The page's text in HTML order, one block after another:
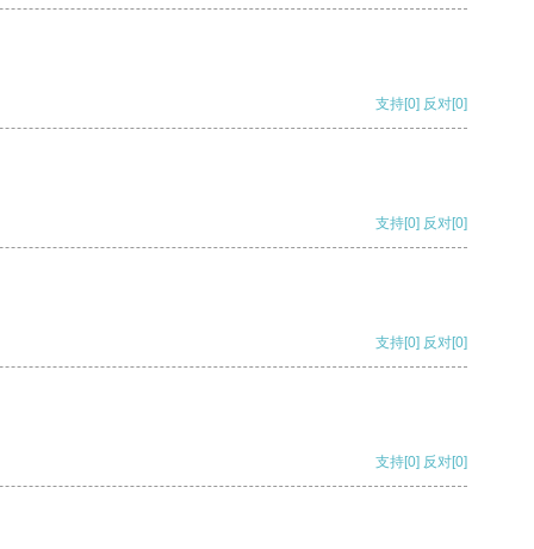
支持[0] 反对[0]
支持[0] 反对[0]
支持[0] 反对[0]
支持[0] 反对[0]